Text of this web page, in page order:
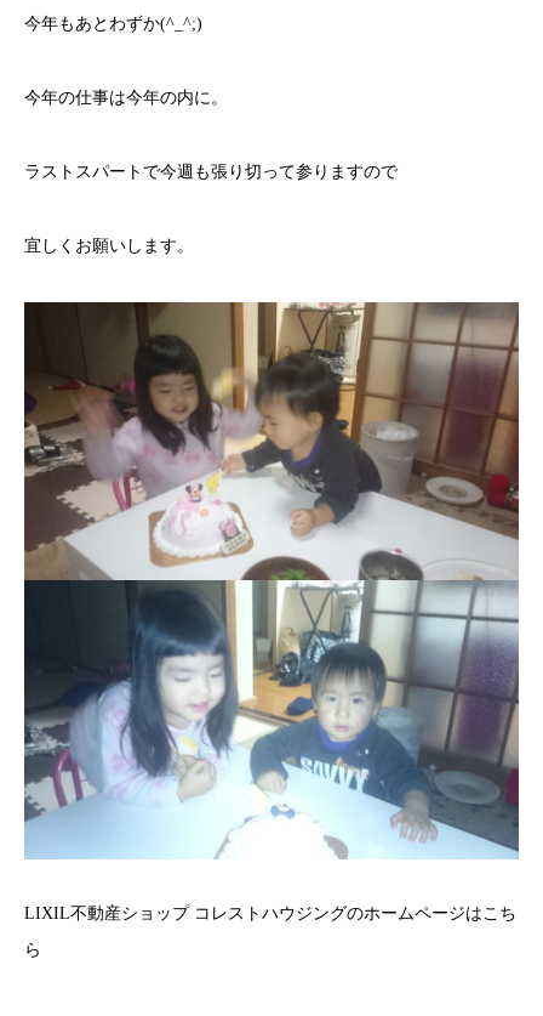
今年もあとわずか(^_^;)
今年の仕事は今年の内に。
ラストスパートで今週も張り切って参りますので
宜しくお願いします。
LIXIL不動産ショップ コレストハウジングのホームページはこち
ら